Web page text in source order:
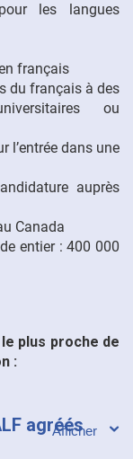
les langues
français
du français à des
ou
l’entrée dans une
auprès
Canada
entier : 400 000
plus proche de
:
agréés